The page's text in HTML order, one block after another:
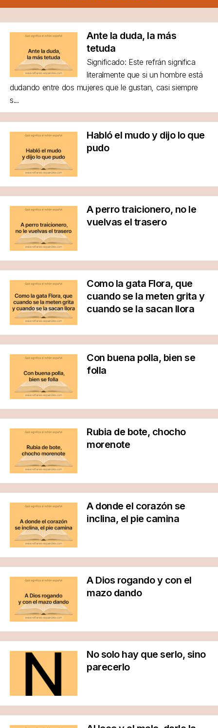
Ante la duda, la más
tetuda
Significado: Este refrán significa
literalmente que si un hombre está
dudando entre dos mujeres que le gustan, casi siempre
s...
Habló el mudo y dijo lo que
pudo
A perro traicionero, no le
vuelvas el trasero
Como la gata Flora, que
cuando se la meten grita y
cuando se la sacan llora
Con buena polla, bien se
folla
Rubia de bote, chocho
morenote
A donde el corazón se
inclina, el pie camina
A Dios rogando y con el
mazo dando
No solo hay que serlo, sino
parecerlo